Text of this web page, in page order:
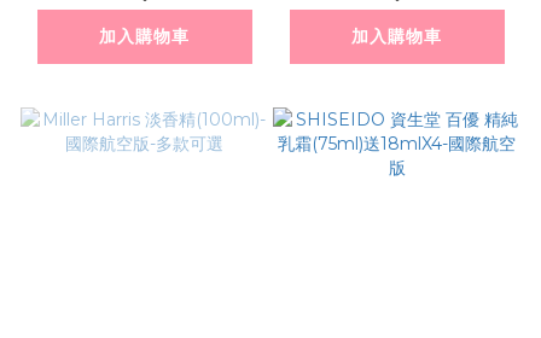
加入購物車 加入購物車